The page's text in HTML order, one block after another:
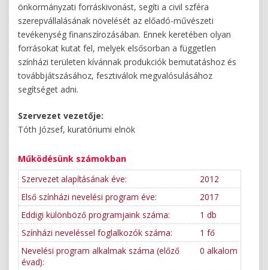
önkormányzati forráskivonást, segíti a civil szféra
szerepvállalásának növelését az előadó-művészeti
tevékenység finanszírozásában. Ennek keretében olyan
forrásokat kutat fel, melyek elsősorban a független
színházi területen kívánnak produkciók bemutatáshoz és
továbbjátszásához, fesztiválok megvalósulásához
segítséget adni.
Szervezet vezetője:
Tóth József, kuratóriumi elnök
Működésünk számokban
Szervezet alapításának éve:
2012
Első színházi nevelési program éve:
2017
Eddigi különböző programjaink száma:
1 db
Színházi neveléssel foglalkozók száma:
1 fő
Nevelési program alkalmak száma (előző
évad):
0 alkalom